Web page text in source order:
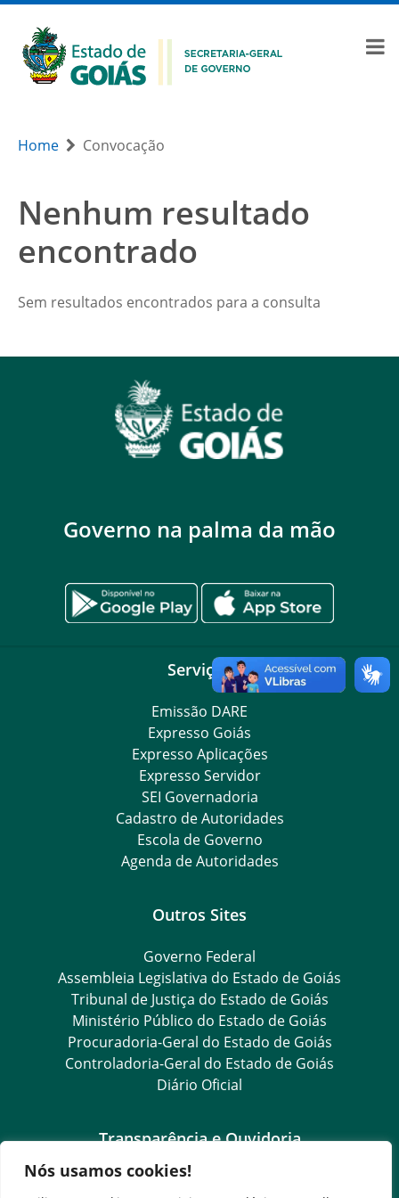
Nós usamos cookies!
Home Convocação
Nenhum resultado
encontrado
Sem resultados encontrados para a consulta
Governo na palma da mão
Serviços
Emissão DARE
Expresso Goiás
Expresso Aplicações
Expresso Servidor
SEI Governadoria
Cadastro de Autoridades
Escola de Governo
Agenda de Autoridades
Outros Sites
Governo Federal
Assembleia Legislativa do Estado de Goiás
Tribunal de Justiça do Estado de Goiás
Ministério Público do Estado de Goiás
Procuradoria-Geral do Estado de Goiás
Controladoria-Geral do Estado de Goiás
Diário Oficial
Transparência e Ouvidoria
LGPD